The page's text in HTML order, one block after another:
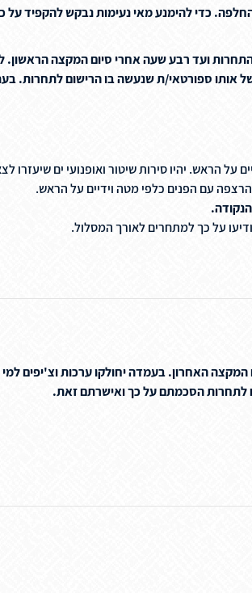
כדי להימנע מאי נעימות נבקש להקפיד
ועד רבע שעה אחרי סיום המקצה הראשון.
הראש. יהיו סירות שיטור ואופנועי ים שיעזרו
עם הפנים כלפי מטה וידיים על הראש.
על כך למתחרים לאורך המסלול.
האחרון. בעמדה יחולקו ערכות וצ'יפים למי